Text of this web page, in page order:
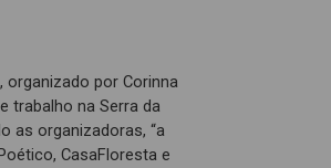
por Corinna
trabalho na Serra da
as organizadoras, “a
CasaFloresta e